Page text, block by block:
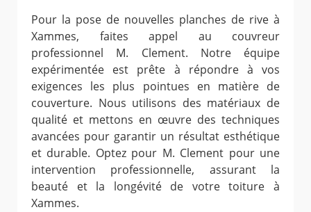
Pour la pose de nouvelles planches de rive à
Xammes, faites appel au couvreur
professionnel M. Clement. Notre équipe
expérimentée est prête à répondre à vos
exigences les plus pointues en matière de
couverture. Nous utilisons des matériaux de
qualité et mettons en œuvre des techniques
avancées pour garantir un résultat esthétique
et durable. Optez pour M. Clement pour une
intervention professionnelle, assurant la
beauté et la longévité de votre toiture à
Xammes.